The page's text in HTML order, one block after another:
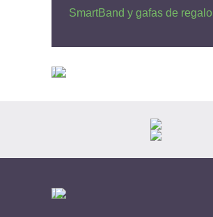
SmartBand y gafas de regalo